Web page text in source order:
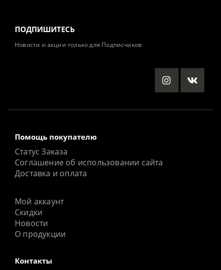
ПОДПИШИТЕСЬ
Новости и акции только для Подписчиков
Помощь покупателю
Статус Заказа
Соглашение об использовании сайта
Доставка и оплата
Мой аккаунт
Скидки
Новости
О продукции
Контакты